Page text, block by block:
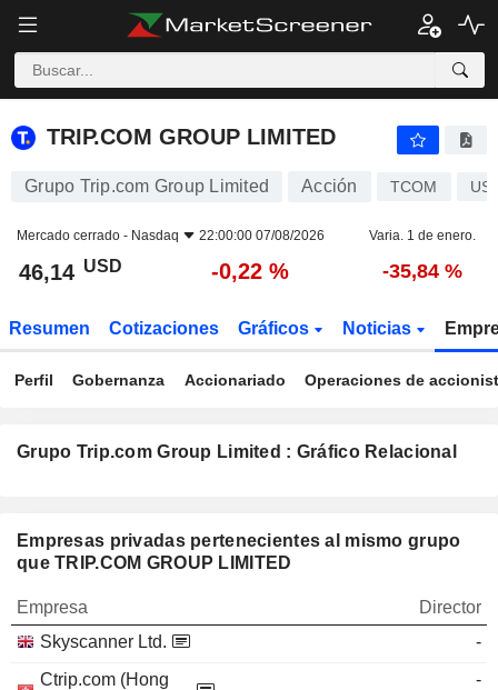
TRIP.COM GROUP LIMITED
TRIP.COM GROUP LIMITED
Grupo Trip.com Group Limited Acción TCOM
Mercado cerrado - Nasdaq 22:00:00 07/08/2026 Varia. 1 de enero.
46,14 USD -0,22 % -35,84 %
Resumen Cotizaciones Gráficos Noticias
Perfil Gobernanza Accionariado Operaciones de
Grupo Trip.com Group Limited : Gráfico Relacional
Empresas privadas pertenecientes al mismo grupo
que TRIP.COM GROUP LIMITED
Empresa
Director
Skyscanner Ltd.
-
Ctrip.com (Hong
-